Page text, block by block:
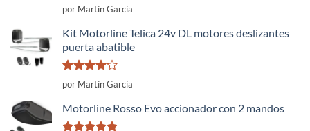
Valorado
con
5
por Martín García
Kit Motorline Telica 24v DL motores deslizantes
puerta abatible
Valorado
con
5
por Martín García
Motorline Rosso Evo accionador con 2 mandos